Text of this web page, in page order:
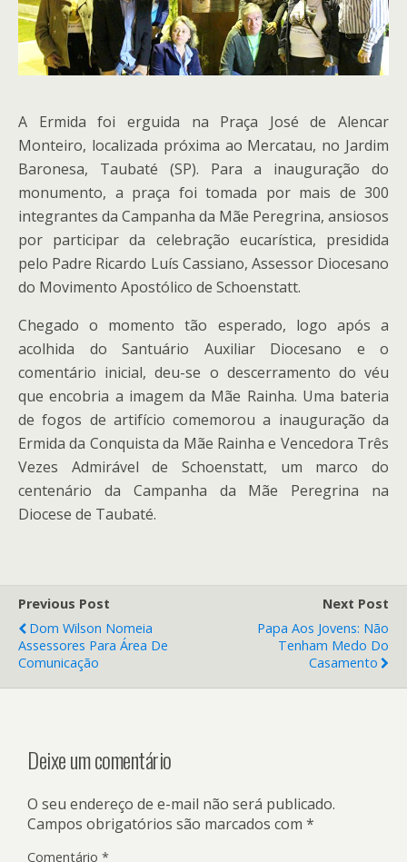
A Ermida foi erguida na Praça José de Alencar
Monteiro, localizada próxima ao Mercatau, no Jardim
Baronesa, Taubaté (SP). Para a inauguração do
monumento, a praça foi tomada por mais de 300
integrantes da Campanha da Mãe Peregrina, ansiosos
por participar da celebração eucarística, presidida
pelo Padre Ricardo Luís Cassiano, Assessor Diocesano
do Movimento Apostólico de Schoenstatt.
Chegado o momento tão esperado, logo após a
acolhida do Santuário Auxiliar Diocesano e o
comentário inicial, deu-se o descerramento do véu
que encobria a imagem da Mãe Rainha. Uma bateria
de fogos de artifício comemorou a inauguração da
Ermida da Conquista da Mãe Rainha e Vencedora Três
Vezes Admirável de Schoenstatt, um marco do
centenário da Campanha da Mãe Peregrina na
Diocese de Taubaté.
Previous Post
Dom Wilson Nomeia
Assessores Para Área De
Comunicação
Next Post
Papa Aos Jovens: Não
Tenham Medo Do
Casamento
Deixe um comentário
O seu endereço de e-mail não será publicado.
Campos obrigatórios são marcados com *
Comentário *